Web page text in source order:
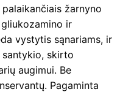
žarnyno
ir
vystytis sąnariams, ir
skirto
augimui. Be
Pagaminta